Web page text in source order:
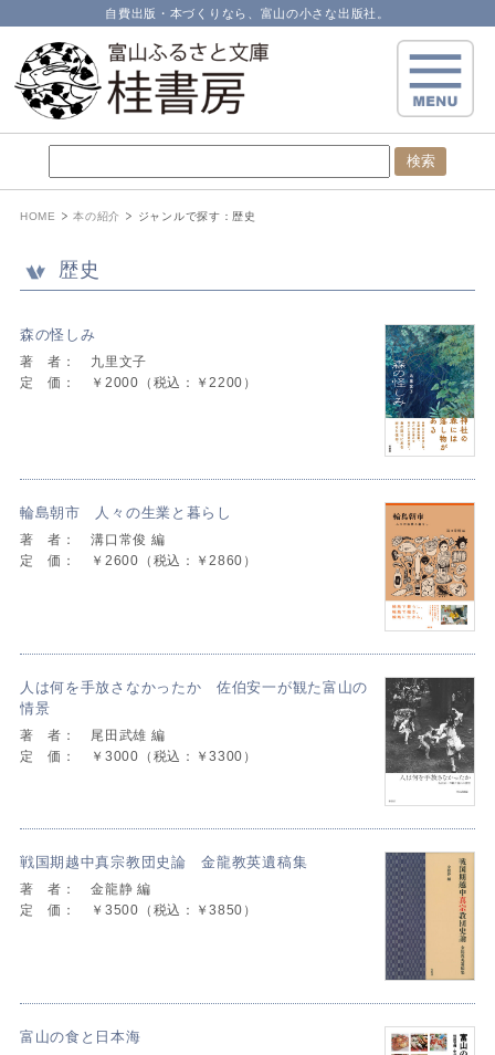
自費出版・本づくりなら、富山の小さな出版社。
HOME 本の紹介 ジャンルで探す：歴史
歴史
森の怪しみ
著 者：
九里文子
定 価：
￥2000（税込：￥2200）
輪島朝市 人々の生業と暮らし
著 者：
溝口常俊 編
定 価：
￥2600（税込：￥2860）
人は何を手放さなかったか 佐伯安一が観た富山の
情景
著 者：
尾田武雄 編
定 価：
￥3000（税込：￥3300）
戦国期越中真宗教団史論 金龍教英遺稿集
著 者：
金龍静 編
定 価：
￥3500（税込：￥3850）
富山の食と日本海